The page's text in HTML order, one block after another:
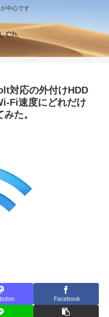
中心です
Ch.
対応の外付けHDD
Fi速度にどれだけ
た。
Facebook